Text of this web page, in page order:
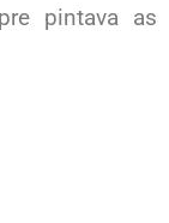
pintava as